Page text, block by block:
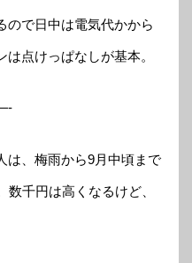
ので日中は電気代かから
点けっぱなしが基本。
は、梅雨から9月中頃まで
千円は高くなるけど、